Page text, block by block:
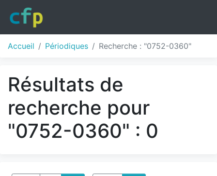
Accueil Périodiques Recherche : "0752-0360"
Résultats de
recherche pour
"0752-0360" : 0